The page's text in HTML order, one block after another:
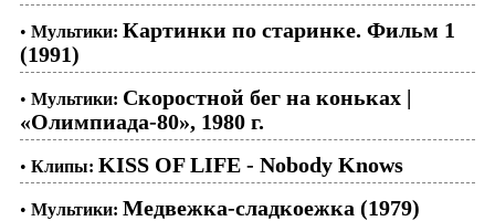
• Мультики: Картинки по старинке. Фильм 1
(1991)
• Мультики: Скоростной бег на коньках |
«Олимпиада-80», 1980 г.
• Клипы: KISS OF LIFE - Nobody Knows
• Мультики: Медвежка-сладкоежка (1979)